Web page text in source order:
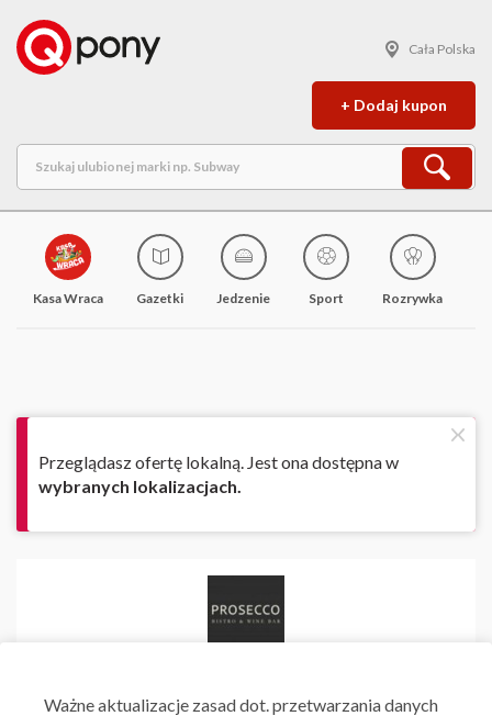
Cała Polska
+ Dodaj kupon
Kasa Wraca Gazetki Jedzenie Sport Rozrywka
Przeglądasz ofertę lokalną. Jest ona dostępna w
wybranych lokalizacjach.
Ważne aktualizacje zasad dot. przetwarzania danych